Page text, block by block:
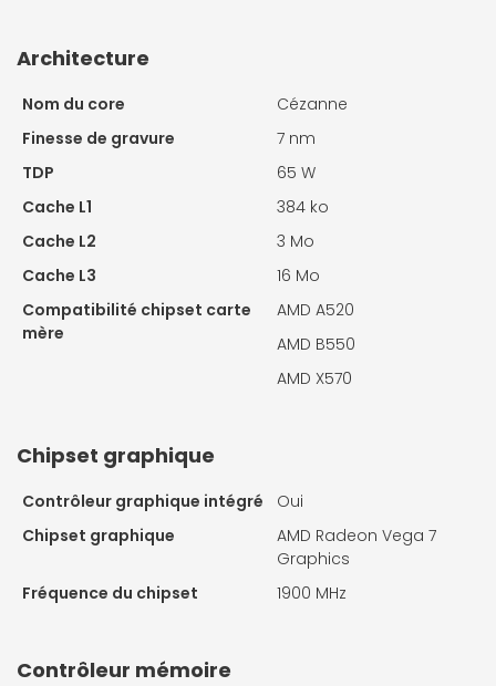
Architecture
Nom du core
Cézanne
Finesse de gravure
7 nm
TDP
65 W
Cache L1
384 ko
Cache L2
3 Mo
Cache L3
16 Mo
Compatibilité chipset carte
mère
AMD A520
AMD B550
AMD X570
Chipset graphique
Contrôleur graphique intégré
Oui
Chipset graphique
AMD Radeon Vega 7
Graphics
Fréquence du chipset
1900 MHz
Contrôleur mémoire